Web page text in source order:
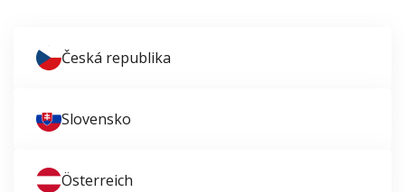
Česká republika
Slovensko
Österreich